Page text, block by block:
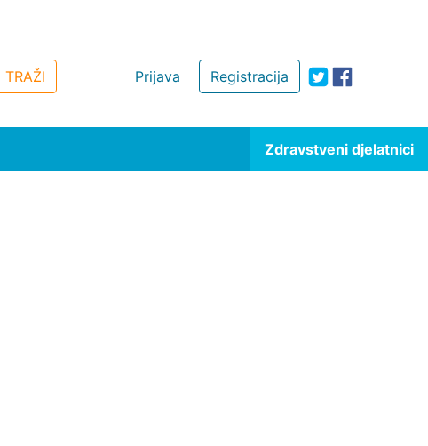
Registracija
Prijava
TRAŽI
Zdravstveni djelatnici